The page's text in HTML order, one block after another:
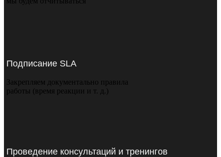
Подписание SLA
Закрепляем документально правила
работы (время реакции и т. д.)
Проведение консультаций и тренингов